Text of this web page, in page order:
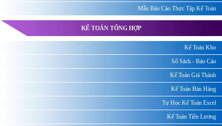
Mẫu Báo Cáo Thực Tập Kế Toán
KẾ TOÁN TỔNG HỢP
Kế Toán Kho
Sổ Sách - Báo Cáo
Kế Toán Giá Thành
Kế Toán Bán Hàng
Tự Học Kế Toán Excel
Kế Toán Tiền Lương